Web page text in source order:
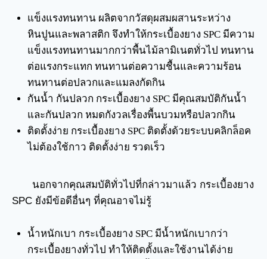
แข็งแรงทนทาน ผลิตจากวัสดุผสมผสานระหว่าง
หินปูนและพลาสติก จึงทำให้กระเบื้องยาง SPC มีความ
แข็งแรงทนทานมากกว่าพื้นไม้ลามิเนตทั่วไป ทนทาน
ต่อแรงกระแทก ทนทานต่อความชื้นและความร้อน
ทนทานต่อปลวกและแมลงกัดกิน
กันน้ำ กันปลวก กระเบื้องยาง SPC มีคุณสมบัติกันน้ำ
และกันปลวก หมดกังวลเรื่องพื้นบวมหรือปลวกกิน
ติดตั้งง่าย กระเบื้องยาง SPC ติดตั้งด้วยระบบคลิกล็อค
ไม่ต้องใช้กาว ติดตั้งง่าย รวดเร็ว
นอกจากคุณสมบัติทั่วไปที่กล่าวมาแล้ว กระเบื้องยาง
SPC ยังมีข้อดีอื่นๆ ที่คุณอาจไม่รู้
น้ำหนักเบา กระเบื้องยาง SPC มีน้ำหนักเบากว่า
กระเบื้องยางทั่วไป ทำให้ติดตั้งและใช้งานได้ง่าย